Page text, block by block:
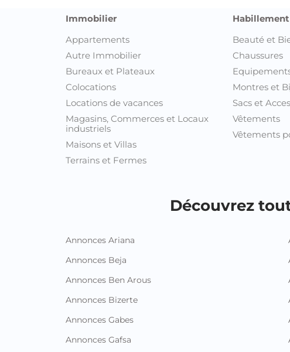
Immobilier
Appartements
Autre Immobilier
Bureaux et Plateaux
Colocations
Locations de vacances
Magasins, Commerces et Locaux
industriels
Maisons et Villas
Terrains et Fermes
Beauté et
Chaussures
Montres et
Sacs et
Vêtements
Vêtements
Découvrez
Annonces Ariana
Annonces Beja
Annonces Ben Arous
Annonces Bizerte
Annonces Gabes
Annonces Gafsa